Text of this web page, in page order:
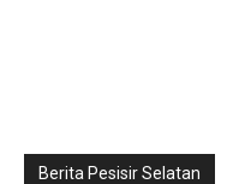
Berita Pesisir Selatan